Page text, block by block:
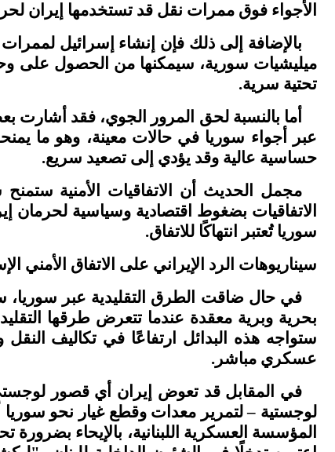
الأجواء فوق ممرات نقل قد تستخدمها إيران
بالإضافة إلى ذلك فإن إنشاء إسرائيل
ميليشيات سورية، سيمكنها من الحصول على
تحتية سرية.
أما بالنسبة لحق المرور الجوي، فقد أشارت
عبر أجواء سوريا في حالات معينة، وهو ما
حساسية عالية وقد يؤدي إلى تصعيد سريع.
مجمل الحديث أن الاتفاقيات الأمنية
الاتفاقيات بضغوط اقتصادية وسياسية
سوريا تُعتبر انتهاكًا للاتفاق.
سيناريوهات الرد الإيراني على الاتفاق الأمني
في حال ضاقت الطرق التقليدية عبر
بحرية وبرية معقدة عندما تتعرض طرقها
ستواجه هذه البدائل ارتفاعًا في تكاليف
عسكري مباشر .
في المقابل قد تعوض إيران أي قصور
لوجستية – لتمرير معدات وقطع غيار نحو
المؤسسة العسكرية اللبنانية، بالإيحاء